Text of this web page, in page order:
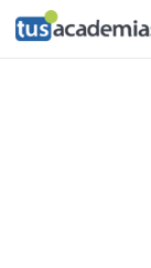
tusacademias